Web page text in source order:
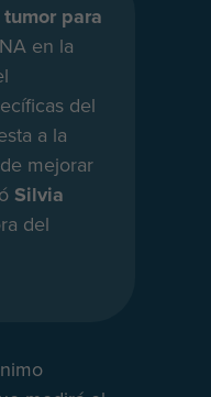
para
en la
del
a la
mejorar
Silvia
del